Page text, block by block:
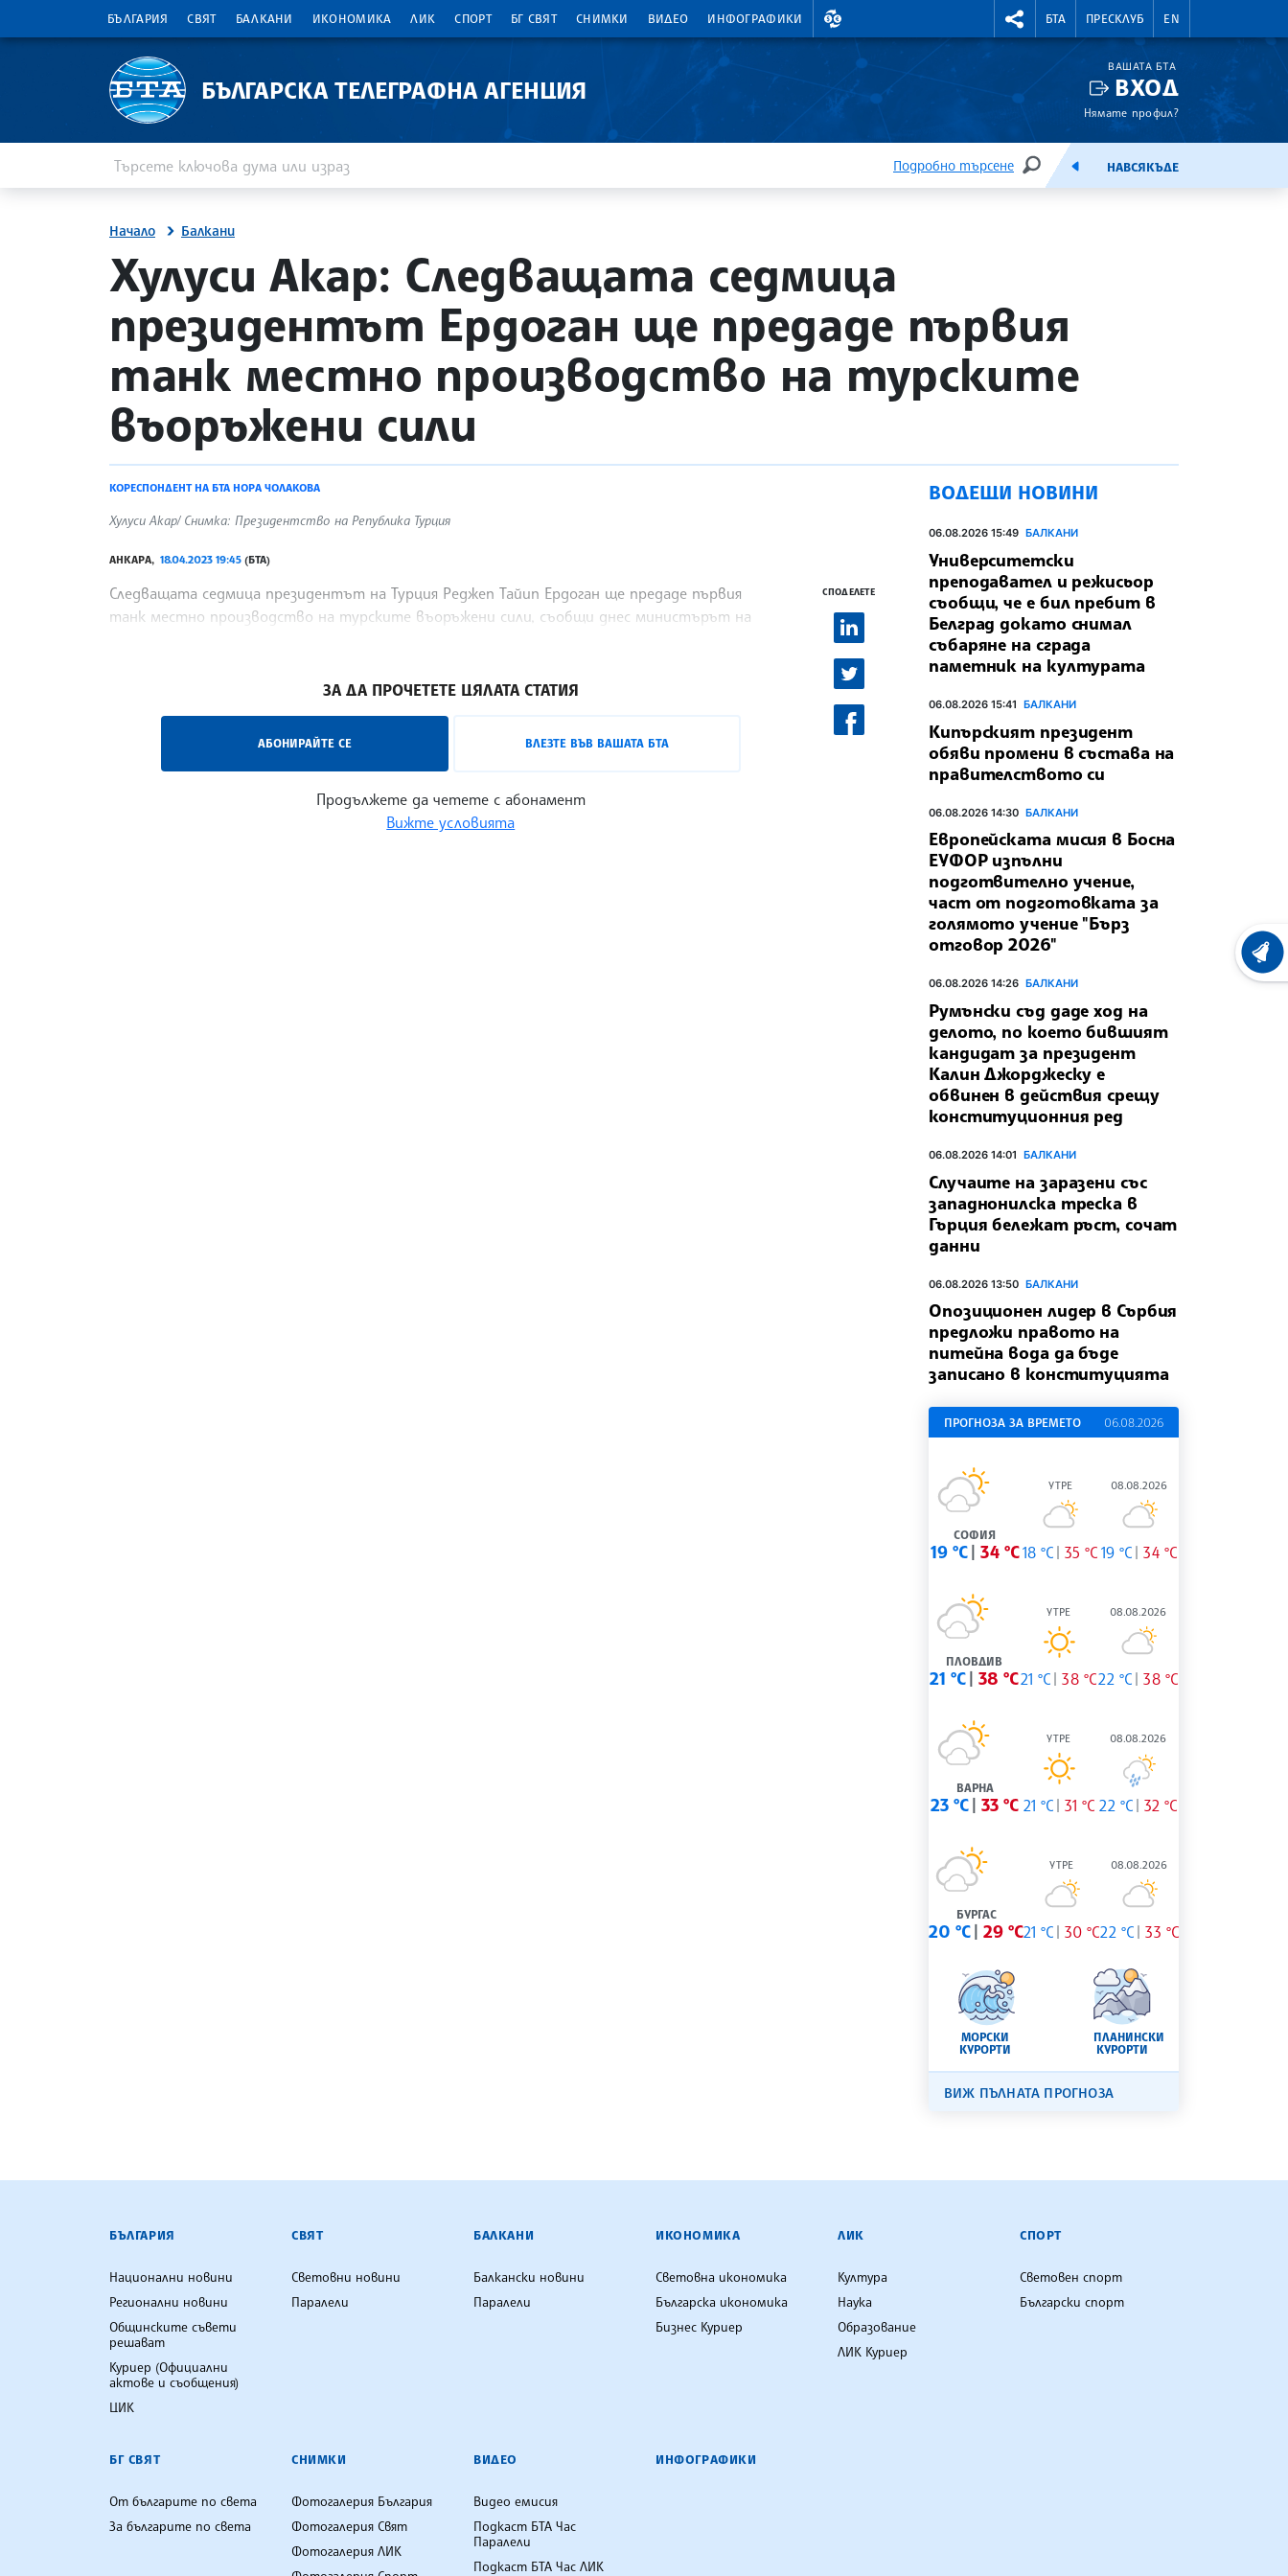
БЪЛГАРИЯ СВЯТ БАЛКАНИ ИКОНОМИКА ЛИК СПОРТ БГ СВЯТ СНИМКИ ВИДЕО ИНФОГРАФИКИ
ВАЛУТНИ КУРСОВЕ RIGHTMENU.SOCIAL
БТА ПРЕСКЛУБ EN
БЪЛГАРСКА ТЕЛЕГРАФНА АГЕНЦИЯ
ВАШАТА БТА
ВХОД
Нямате профил?
Подробно търсене
ТЪРСЕНЕЕМИСИЯНАВСЯКЪДЕ
Начало Балкани
site.bta
Хулуси Акар: Следващата седмица
президентът Ердоган ще предаде първия
танк местно производство на турските
въоръжени сили
КОРЕСПОНДЕНТ НА БТА НОРА ЧОЛАКОВА
Хулуси Акар/ Снимка: Президентство на Република Турция
АНКАРА, 18.04.2023 19:45 (БТА)
Следващата седмица президентът на Турция Реджеп Тайип Ердоган ще предаде първия
танк местно производство на турските въоръжени сили, съобщи днес министърът на
ЗА ДА ПРОЧЕТЕТЕ ЦЯЛАТА СТАТИЯ
АБОНИРАЙТЕ СЕ ВЛЕЗТЕ ВЪВ ВАШАТА БТА
Продължете да четете с абонамент
Вижте условията
СПОДЕЛЕТЕ
ВОДЕЩИ НОВИНИ
06.08.2026 15:49 БАЛКАНИ
Университетски
преподавател и режисьор
съобщи, че е бил пребит в
Белград докато снимал
събаряне на сграда
паметник на културата
06.08.2026 15:41 БАЛКАНИ
Кипърският президент
обяви промени в състава на
правителството си
06.08.2026 14:30 БАЛКАНИ
Европейската мисия в Босна
ЕУФОР изпълни
подготвително учение,
част от подготовката за
голямото учение "Бърз
отговор 2026"
06.08.2026 14:26 БАЛКАНИ
Румънски съд даде ход на
делото, по което бившият
кандидат за президент
Калин Джорджеску е
обвинен в действия срещу
конституционния ред
06.08.2026 14:01 БАЛКАНИ
Случаите на заразени със
западнонилска треска в
Гърция бележат ръст, сочат
данни
06.08.2026 13:50 БАЛКАНИ
Опозиционен лидер в Сърбия
предложи правото на
питейна вода да бъде
записано в конституцията
ПРОГНОЗА ЗА ВРЕМЕТО 06.08.2026
СОФИЯ
19 °C 34 °C
УТРЕ
18 °C 35 °C
08.08.2026
19 °C 34 °C
ПЛОВДИВ
21 °C 38 °C
УТРЕ
21 °C 38 °C
08.08.2026
22 °C 38 °C
ВАРНА
23 °C 33 °C
УТРЕ
21 °C 31 °C
08.08.2026
22 °C 32 °C
БУРГАС
20 °C 29 °C
УТРЕ
21 °C 30 °C
08.08.2026
22 °C 33 °C
МОРСКИ
КУРОРТИ
ПЛАНИНСКИ
КУРОРТИ
ВИЖ ПЪЛНАТА ПРОГНОЗА
БЪЛГАРСКА ТЕЛЕГРАФНА АГЕНЦИЯ
БЪЛГАРИЯ
Национални новини
Регионални новини
Общинските съвети
решават
Куриер (Официални
актове и съобщения)
ЦИК
СВЯТ
Световни новини
Паралели
БАЛКАНИ
Балкански новини
Паралели
ИКОНОМИКА
Световна икономика
Българска икономика
Бизнес Куриер
ЛИК
Култура
Наука
Образование
ЛИК Куриер
СПОРТ
Световен спорт
Български спорт
БГ СВЯТ
От българите по света
За българите по света
СНИМКИ
Фотогалерия България
Фотогалерия Свят
Фотогалерия ЛИК
ВИДЕО
Видео емисия
Подкаст БТА Час
Паралели
Подкаст БТА Час ЛИК
ИНФОГРАФИКИ